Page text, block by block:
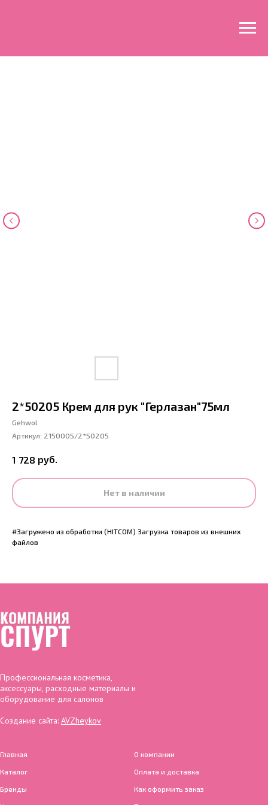
2*50205 Крем для рук "Герлазан"75мл
Gehwol
Артикул: 2150005/2*50205
1 728 руб.
Нет в наличии
#Загружено из обработки (HITCOM) Загрузка товаров из внешних
файлов
Профессиональная косметика,
аксессуары, расходные материалы и
оборудование для салонов
Создание сайта: AVZheykov
Главная
Каталог
Бренды
О компании
Оплата и доставка
Как оформить заказ